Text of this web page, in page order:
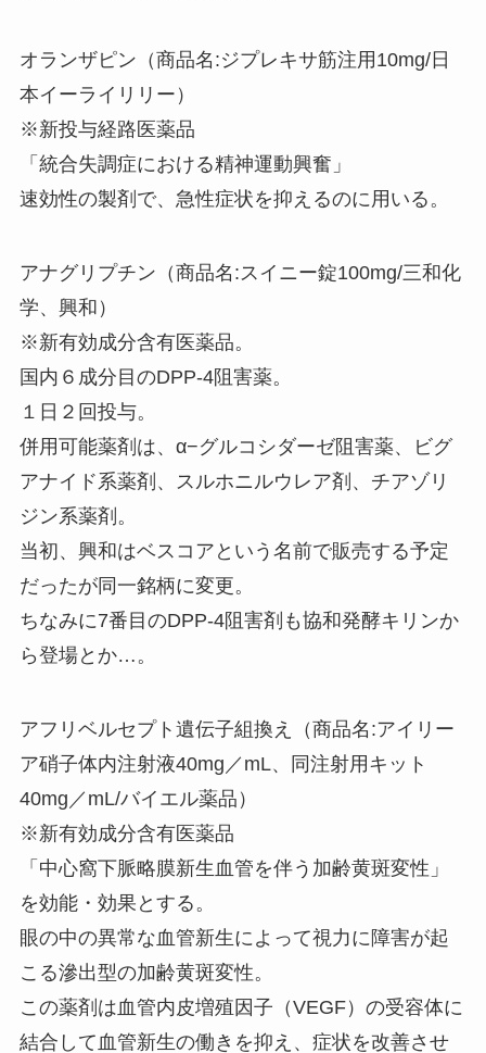
オランザピン（商品名:ジプレキサ筋注用10mg/日
本イーライリリー）
※新投与経路医薬品
「統合失調症における精神運動興奮」
速効性の製剤で、急性症状を抑えるのに用いる。
アナグリプチン（商品名:スイニー錠100mg/三和化
学、興和）
※新有効成分含有医薬品。
国内６成分目のDPP-4阻害薬。
１日２回投与。
併用可能薬剤は、α−グルコシダーゼ阻害薬、ビグ
アナイド系薬剤、スルホニルウレア剤、チアゾリ
ジン系薬剤。
当初、興和はベスコアという名前で販売する予定
だったが同一銘柄に変更。
ちなみに7番目のDPP-4阻害剤も協和発酵キリンか
ら登場とか…。
アフリベルセプト遺伝子組換え（商品名:アイリー
ア硝子体内注射液40mg／mL、同注射用キット
40mg／mL/バイエル薬品）
※新有効成分含有医薬品
「中心窩下脈略膜新生血管を伴う加齢黄斑変性」
を効能・効果とする。
眼の中の異常な血管新生によって視力に障害が起
こる滲出型の加齢黄斑変性。
この薬剤は血管内皮増殖因子（VEGF）の受容体に
結合して血管新生の働きを抑え、症状を改善させ